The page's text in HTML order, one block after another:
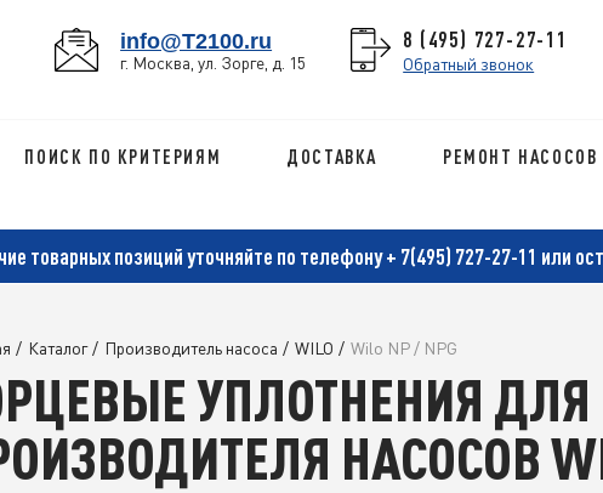
info@T2100.ru
г. Москва, ул. Зорге, д. 15
8 (495) 727-27-11
Обратный звонок
ПОИСК ПО КРИТЕРИЯМ ДОСТАВКА РЕМОНТ НАСОСОВ
товарных позиций уточняйте по телефону+ 7(495) 727-27-11 или
/ Каталог / Производитель насоса / WILO / Wilo NP / NPG
УПЛОТНЕНИЯ ДЛЯ
НАСОСОВ